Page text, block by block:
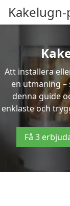
Att installera
en utmaning
denna guide
enklaste och
Få 3